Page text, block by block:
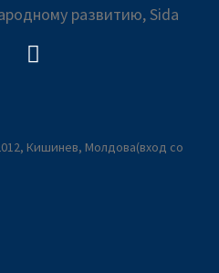
развитию, Sida
Кишинев, Молдова(вход со